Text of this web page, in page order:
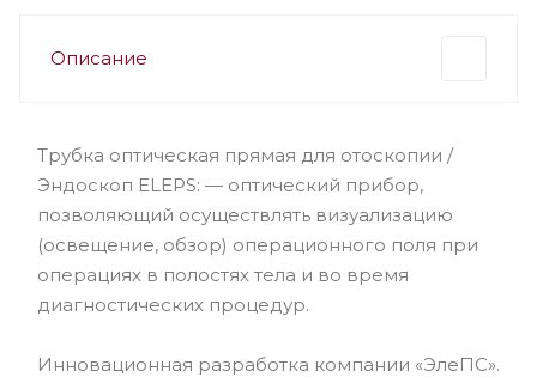
Описание
Трубка оптическая прямая для отоскопии /
Эндоскоп ELEPS: — оптический прибор,
позволяющий осуществлять визуализацию
(освещение, обзор) операционного поля при
операциях в полостях тела и во время
диагностических процедур.
Инновационная разработка компании «ЭлеПС».